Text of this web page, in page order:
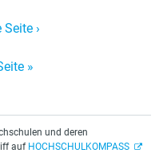
›
»
und deren
auf HOCHSCHULKOMPASS